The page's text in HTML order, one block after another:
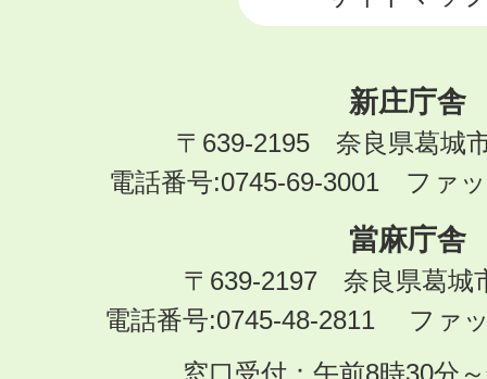
新庄庁舎
〒639-2195 奈良県葛城
電話番号:0745-69-3001 ファ
當麻庁舎
〒639-2197 奈良県葛城
電話番号:0745-48-2811 ファ
窓口受付：午前8時30分